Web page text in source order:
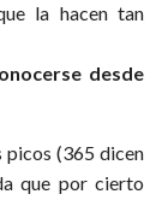
la hacen tan
desde
picos (365 dicen
que por cierto